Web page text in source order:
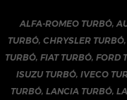
ALFA-ROMEO TURBÓ,
TURBÓ, CHRYSLER TURBÓ,
TURBÓ,FIAT TURBÓ,FORD
ISUZU TURBÓ,IVECO
TURBÓ,LANCIA TURBÓ,